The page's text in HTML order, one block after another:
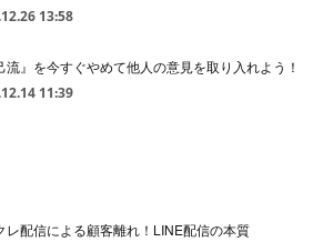
13:58
流』を今すぐやめて他人の意見を取り入れよう！
11:39
レ配信による顧客離れ！LINE配信の本質